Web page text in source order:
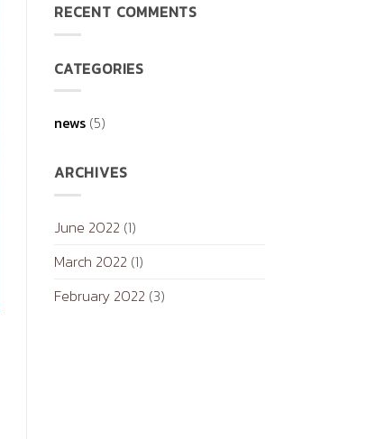
ให้
ทาวน์
เป็น
RECENT COMMENTS
CATEGORIES
news (5)
ARCHIVES
June 2022 (1)
March 2022 (1)
February 2022 (3)